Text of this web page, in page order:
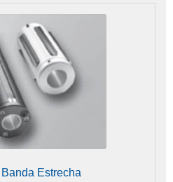
Estrecha